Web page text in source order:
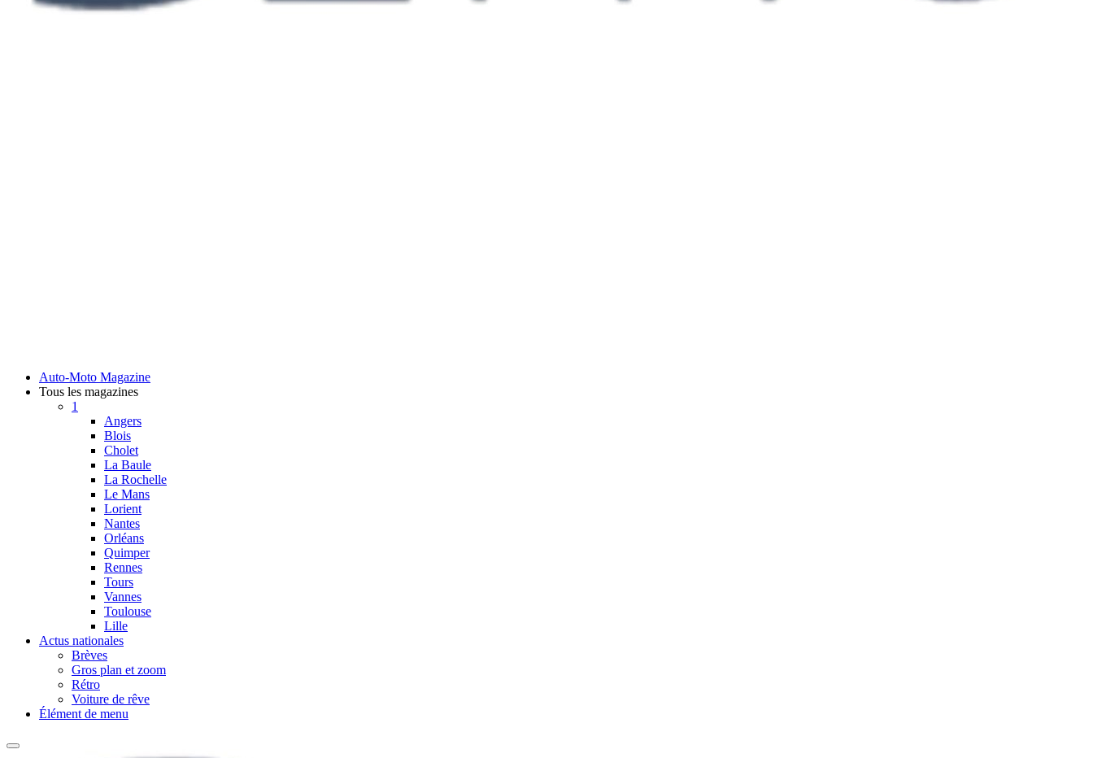
Auto-Moto Magazine
Tous les magazines
1
Angers
Blois
Cholet
La Baule
La Rochelle
Le Mans
Lorient
Nantes
Orléans
Quimper
Rennes
Tours
Vannes
Toulouse
Lille
Actus nationales
Brèves
Gros plan et zoom
Rétro
Voiture de rêve
Élément de menu